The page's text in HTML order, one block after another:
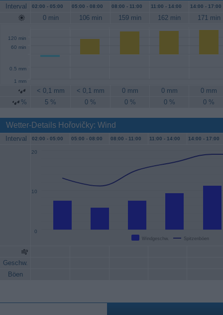
Interval 02:00 - 05:00 05:00 - 08:00 08:00 - 11:00 11:00 - 14:00 14:00 - 17:00
0 min 106 min 159 min 162 min 171 min
60 min
120 min
0.5 mm
1 mm
< 0,1 mm < 0,1 mm 0 mm 0 mm
0 mm
%
5 % 0 % 0 % 0 % 0 %
Wetter-Details Hořovičky: Wind
Interval 02:00 - 05:00 05:00 - 08:00 08:00 - 11:00 11:00 - 14:00 14:00 - 17:00
Windgeschw. Spitzenböen
0
10
20
Geschw.
Böen